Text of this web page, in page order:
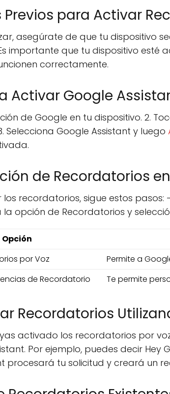
Previos para Activar
asegúrate de que tu dispositivo
importante que tu dispositivo esté
correctamente.
Activar Google
de Google en tu dispositivo. 2.
Selecciona Google Assistant y luego
de Recordatorios
recordatorios, sigue estos
la opción de Recordatorios y
Opción
por Voz
Permite a
de Recordatorio
Te permite
Recordatorios
activado los recordatorios por
Por ejemplo, puedes decir
procesará tu solicitud y creará un